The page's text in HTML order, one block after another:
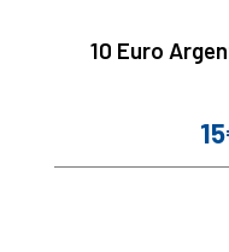
10 Euro